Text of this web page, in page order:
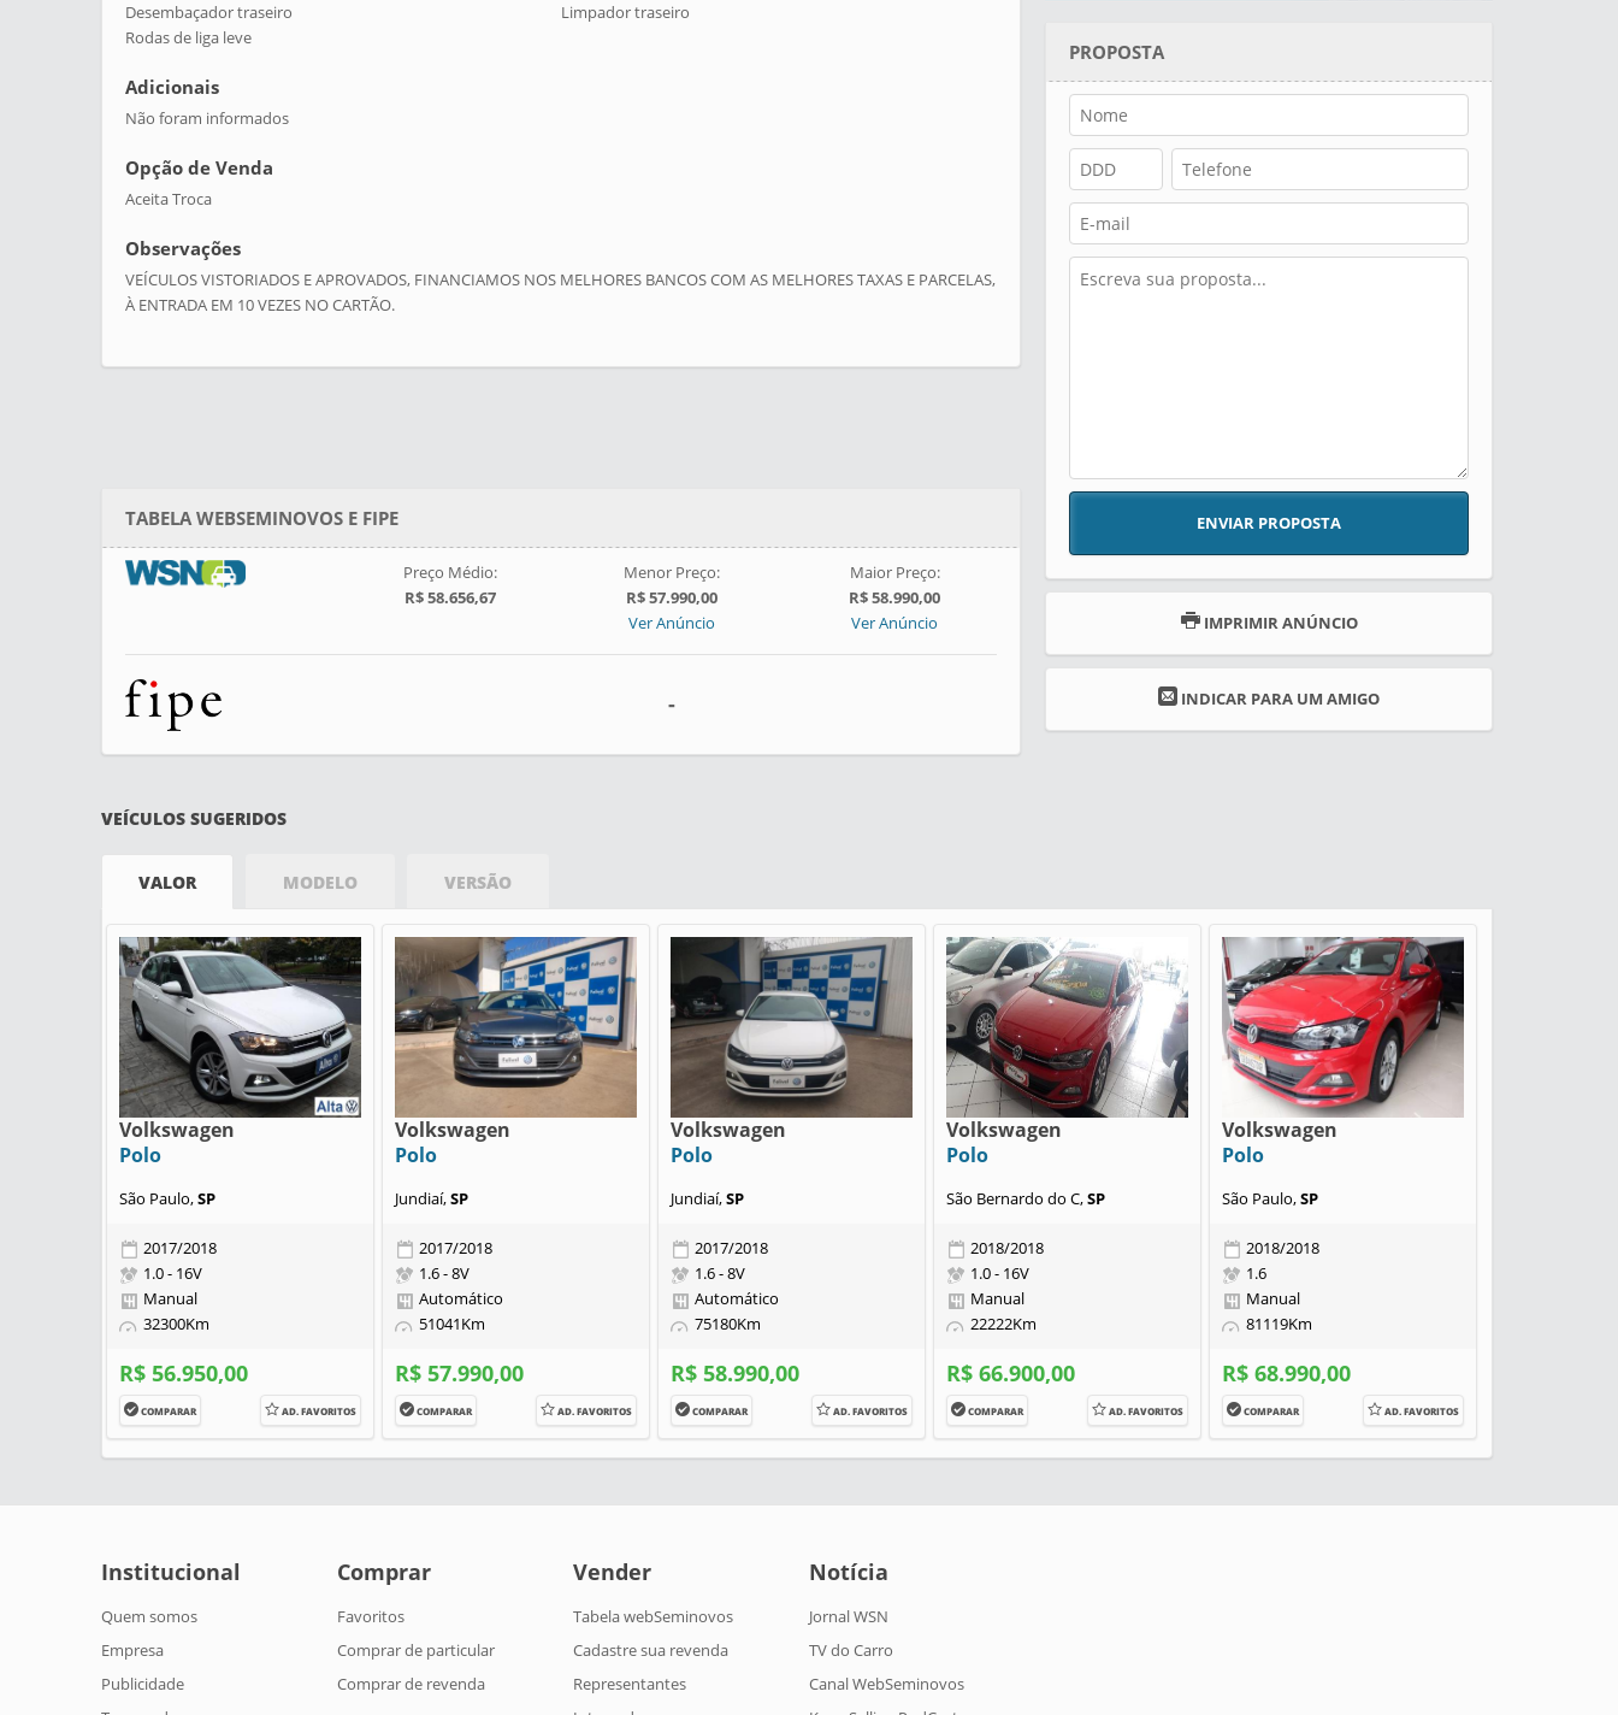
Desembaçador traseiro
Limpador traseiro
Rodas de liga leve
Adicionais
Não foram informados
Opção de Venda
Aceita Troca
Observações
VEÍCULOS VISTORIADOS E APROVADOS, FINANCIAMOS NOS MELHORES BANCOS COM AS MELHORES TAXAS E PARCELAS,
À ENTRADA EM 10 VEZES NO CARTÃO.
TABELA WEBSEMINOVOS E FIPE
Preço Médio:
R$ 58.656,67
Menor Preço:
R$ 57.990,00
Ver Anúncio
Maior Preço:
R$ 58.990,00
Ver Anúncio
-
PROPOSTA
ENVIAR PROPOSTA
IMPRIMIR ANÚNCIO
INDICAR PARA UM AMIGO
VEÍCULOS SUGERIDOS
VALOR MODELO VERSÃO
Volkswagen
Polo
São Paulo,SP
2017/2018
1.0 - 16V
Manual
32300Km
R$ 56.950,00
COMPARAR AD. FAVORITOS
Volkswagen
Polo
Jundiaí,SP
2017/2018
1.6 - 8V
Automático
51041Km
R$ 57.990,00
COMPARAR AD. FAVORITOS
Volkswagen
Polo
Jundiaí,SP
2017/2018
1.6 - 8V
Automático
75180Km
R$ 58.990,00
COMPARAR AD. FAVORITOS
Volkswagen
Polo
São Bernardo do C,SP
2018/2018
1.0 - 16V
Manual
22222Km
R$ 66.900,00
COMPARAR AD. FAVORITOS
Volkswagen
Polo
São Paulo,SP
2018/2018
1.6
Manual
81119Km
R$ 68.990,00
COMPARAR AD. FAVORITOS
Institucional
Quem somos
Empresa
Publicidade
Comprar
Favoritos
Comprar de particular
Comprar de revenda
Vender
Tabela webSeminovos
Cadastre sua revenda
Representantes
Notícia
Jornal WSN
TV do Carro
Canal WebSeminovos